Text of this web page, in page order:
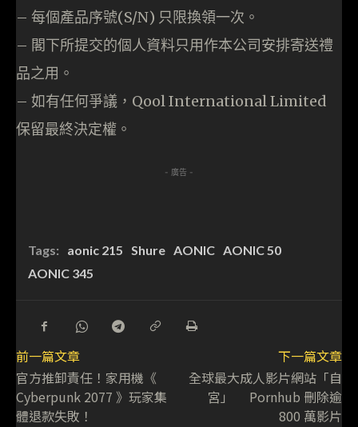
– 每個產品序號(S/N) 只限換領一次。
– 閣下所提交的個人資料只用作本公司安排寄送禮
品之用。
– 如有任何爭議，Qool International Limited
保留最終決定權。
- 廣告 -
Tags: aonic 215 Shure AONIC AONIC 50
AONIC 345
前一篇文章
官方推卸責任！家用機《
Cyberpunk 2077 》玩家集
體退款失敗！
下一篇文章
全球最大成人影片網站「自
宮」 Pornhub 刪除逾
800 萬影片